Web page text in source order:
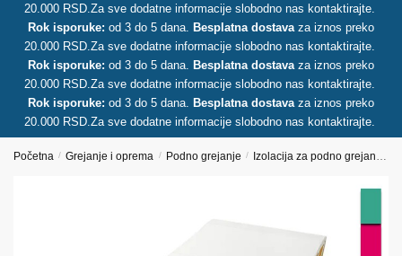
20.000 RSD. Za sve dodatne informacije slobodno nas kontaktirajte.
Rok isporuke: od 3 do 5 dana. Besplatna dostava za iznos preko
20.000 RSD. Za sve dodatne informacije slobodno nas kontaktirajte.
Rok isporuke: od 3 do 5 dana. Besplatna dostava za iznos preko
20.000 RSD. Za sve dodatne informacije slobodno nas kontaktirajte.
Rok isporuke: od 3 do 5 dana. Besplatna dostava za iznos preko
20.000 RSD. Za sve dodatne informacije slobodno nas kontaktirajte.
Početna / Grejanje i oprema / Podno grejanje / Izolacija za podno grejanje